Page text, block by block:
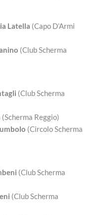
Latella (Capo D’Armi
(Club Scherma
(Club Scherma
(Scherma Reggio)
(Circolo Scherma
(Club Scherma
(Club Scherma